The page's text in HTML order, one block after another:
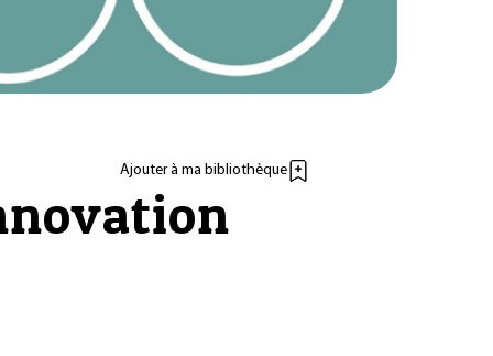
Ajouter à ma bibliothèque